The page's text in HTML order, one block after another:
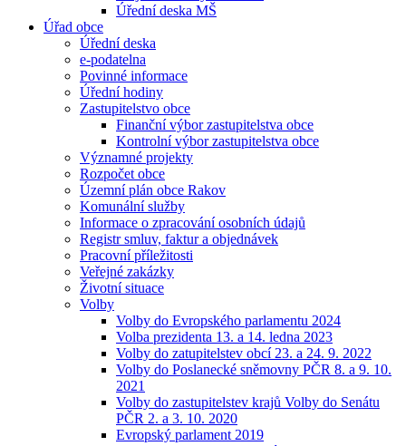
Úřední deska MŠ
Úřad obce
Úřední deska
e-podatelna
Povinné informace
Úřední hodiny
Zastupitelstvo obce
Finanční výbor zastupitelstva obce
Kontrolní výbor zastupitelstva obce
Významné projekty
Rozpočet obce
Územní plán obce Rakov
Komunální služby
Informace o zpracování osobních údajů
Registr smluv, faktur a objednávek
Pracovní příležitosti
Veřejné zakázky
Životní situace
Volby
Volby do Evropského parlamentu 2024
Volba prezidenta 13. a 14. ledna 2023
Volby do zatupitelstev obcí 23. a 24. 9. 2022
Volby do Poslanecké sněmovny PČR 8. a 9. 10.
2021
Volby do zastupitelstev krajů Volby do Senátu
PČR 2. a 3. 10. 2020
Evropský parlament 2019